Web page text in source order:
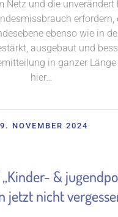
Netz und die unverändert
erfordern,
ebenso wie in
ausgebaut und
in ganzer
hier…
NOVEMBER 2024
&
jetzt nicht